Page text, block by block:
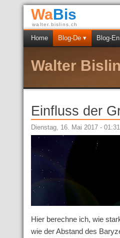
WaBis
walter.bislins.ch
Home Blog-De ▾ Blog-
Walter
Einfluss der
Dienstag, 16. Mai 2017 -
Hier berechne ich, wie
wie der Abstand des